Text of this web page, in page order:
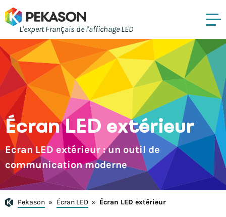
L'expert Français de l'affichage LED
Écran LED extérieur
Ecran LED extérieur : un outil de
communication moderne
Pekason » Écran LED » Écran LED extérieur